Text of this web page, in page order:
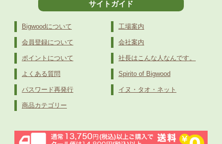
サイトガイド
Bigwoodについて
会員登録について
ポイントについて
よくある質問
パスワード再発行
商品カテゴリー
工場案内
会社案内
社長はこんな人なんです。
Spirito of Bigwood
イヌ・タオ・ネット